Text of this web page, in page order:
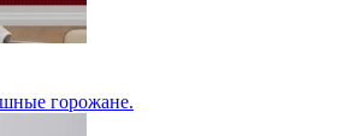
горожане.